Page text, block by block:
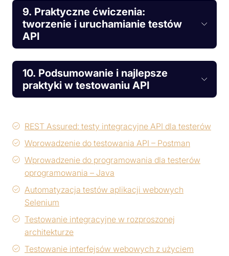
9. Praktyczne ćwiczenia:
tworzenie i uruchamianie testów
API
10. Podsumowanie i najlepsze
praktyki w testowaniu API
REST Assured: testy integracyjne API dla testerów
Wprowadzenie do testowania API – Postman
Wprowadzenie do programowania dla testerów
oprogramowania – Java
Automatyzacja testów aplikacji webowych
Selenium
Testowanie integracyjne w rozproszonej
architekturze
Testowanie interfejsów webowych z użyciem